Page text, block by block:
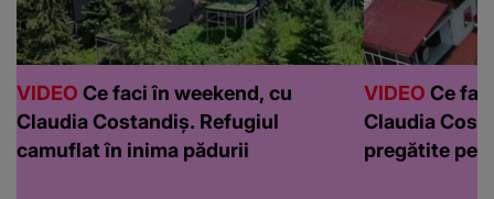
VIDEO Ce faci în weekend, cu
Claudia Costandiș. Refugiul
camuflat în inima pădurii
VIDEO Ce
Claudia
pregătite